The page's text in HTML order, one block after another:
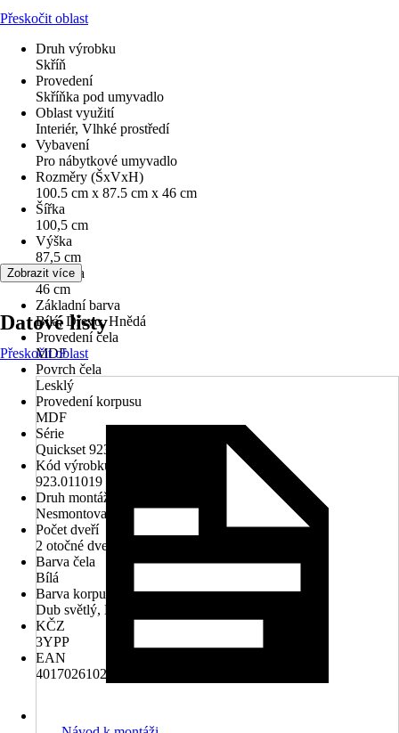
Přeskočit oblast
Druh výrobku
Skříň
Provedení
Skříňka pod umyvadlo
Oblast využití
Interiér, Vlhké prostředí
Vybavení
Pro nábytkové umyvadlo
Rozměry (ŠxVxH)
100.5 cm x 87.5 cm x 46 cm
Šířka
100,5 cm
Výška
87,5 cm
Hloubka
46 cm
Základní barva
Bílá, Dřevo, Hnědá
Provedení čela
MDF
Povrch čela
Lesklý
Provedení korpusu
MDF
Série
Quickset 923
Kód výrobku
923.011019
Druh montáže
Nesmontované
Počet dveří
2 otočné dveře
Barva čela
Bílá
Barva korpusu
Dub světlý, Bílá
KČZ
3YPP
EAN
4017026102591
Zobrazit více
Datové listy
Přeskočit oblast